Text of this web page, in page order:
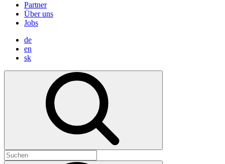
Partner
Über uns
Jobs
de
en
sk